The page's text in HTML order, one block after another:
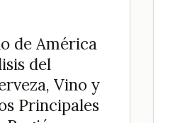
de América
del
Vino y
Principales